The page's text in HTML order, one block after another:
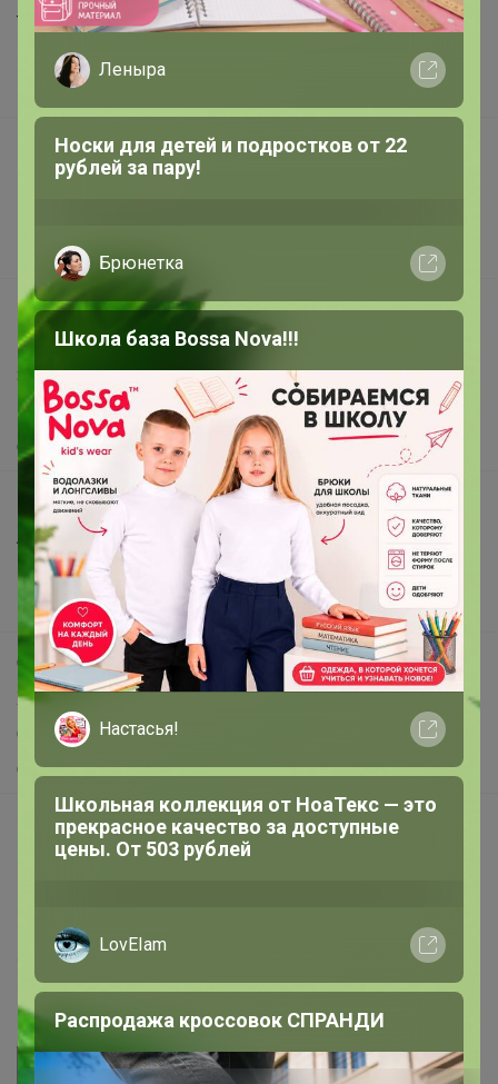
Торговые марки
Наша команда
В наличии
Подарочные сертификаты
Реклама на сайте
Вакансии
support@24-ok.ru
Написать в поддержку
Защита покупателя
Помощь
О нас
Все предложения
Анонсы
Новости
Поддержка альпак
Самое выгодное
Хиты продаж
Самое желанное
Самое быстрое
Начать зарабатывать с 24-ok
Picabox.ru - Лучшее место для ваших изображений
Пульс нашего маркетплейса
Укорачиватель ссылок
Леныра
Носки для детей и подростков от 22
рублей за пару!
Брюнетка
Школа база Bossa Nova!!!